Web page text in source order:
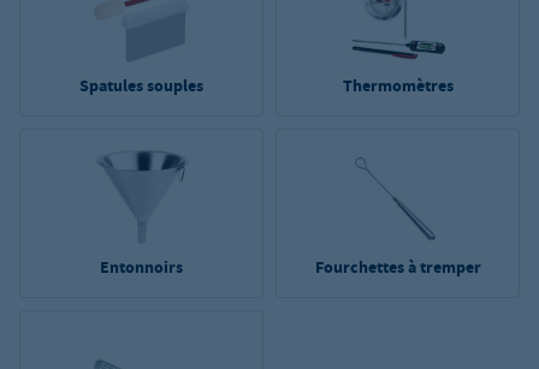
Spatules souples Thermomètres
Entonnoirs Fourchettes à tremper